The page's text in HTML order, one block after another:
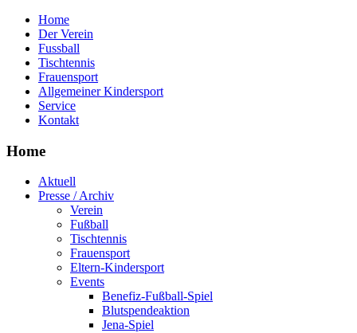
Home
Der Verein
Fussball
Tischtennis
Frauensport
Allgemeiner Kindersport
Service
Kontakt
Home
Aktuell
Presse / Archiv
Verein
Fußball
Tischtennis
Frauensport
Eltern-Kindersport
Events
Benefiz-Fußball-Spiel
Blutspendeaktion
Jena-Spiel